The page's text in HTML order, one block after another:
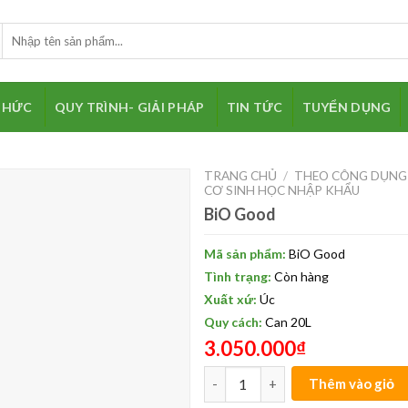
for:
QUY TRÌNH- GIẢI PHÁP TIN TỨC TUYỂN DỤNG
TRANG CHỦ / THEO CÔNG DỤNG
CƠ SINH HỌC NHẬP KHẨU
BiO Good
Mã sản phẩm: BiO Good
Tình trạng: Còn hàng
Xuất xứ: Úc
Quy cách: Can 20L
3.050.000₫
BiO Good quantityThêm vào giỏ